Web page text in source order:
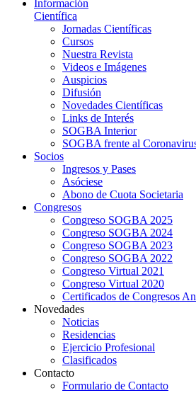
Información
Científica
Jornadas Científicas
Cursos
Nuestra Revista
Videos e Imágenes
Auspicios
Difusión
Novedades Científicas
Links de Interés
SOGBA Interior
SOGBA frente al
Socios
Ingresos y Pases
Asóciese
Abono de Cuota Societaria
Congresos
Congreso SOGBA 2025
Congreso SOGBA 2024
Congreso SOGBA 2023
Congreso SOGBA 2022
Congreso Virtual 2021
Congreso Virtual 2020
Certificados de Congresos
Novedades
Noticias
Residencias
Ejercicio Profesional
Clasificados
Contacto
Formulario de Contacto